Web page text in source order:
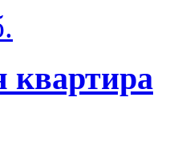
квартира